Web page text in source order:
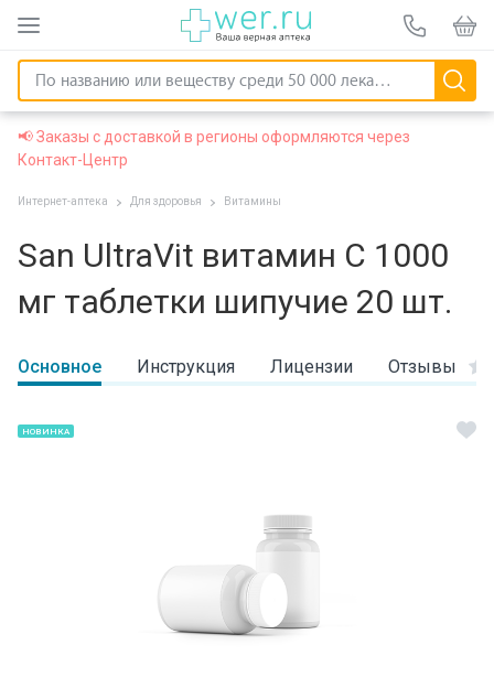
📢 Заказы с доставкой в регионы оформляются через
Контакт-Центр
Интернет-аптека Для здоровья Витамины
San UltraVit витамин С 1000
мг таблетки шипучие 20 шт.
Основное Инструкция Лицензии Отзывы
НОВИНКА